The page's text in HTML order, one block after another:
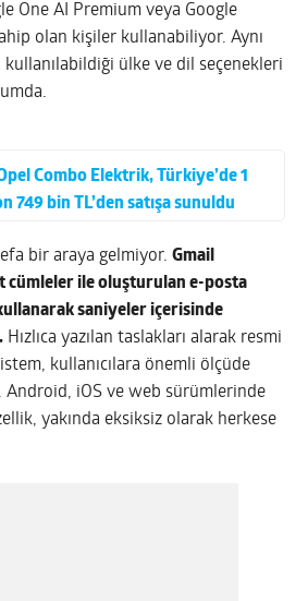
One AI Premium veya Google
olan kişiler kullanabiliyor. Aynı
ülke ve dil seçenekleri
Combo Elektrik, Türkiye’de 1
749 bin TL’den satışa sunuldu
bir araya gelmiyor.Gmail
cümleler ile oluşturulan e-posta
kullanarak saniyeler içerisinde
Hızlıca yazılan taslakları alarak resmi
kullanıcılara önemli ölçüde
Android, iOS ve web sürümlerinde
yakında eksiksiz olarak herkese